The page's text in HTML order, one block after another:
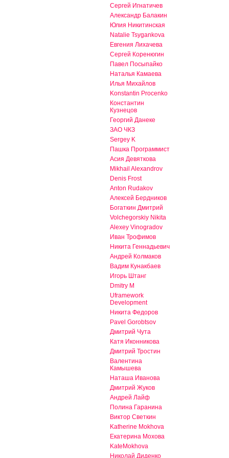
Сергей Игнатичев
Александр Балакин
Юлия Никитинская
Natalie Tsygankova
Евгения Лихачева
Сергей Коренюгин
Павел Посыпайко
Наталья Камаева
Илья Михайлов
Konstantin Procenko
Константин
Кузнецов
Георгий Данеке
ЗАО ЧКЗ
Sergey K
Пашка Программист
Асия Девяткова
Mikhail Alexandrov
Denis Frost
Anton Rudakov
Алексей Бердников
Богаткин Дмитрий
Volchegorskiy Nikita
Alexey Vinogradov
Иван Трофимов
Никита Геннадьевич
Андрей Колмаков
Вадим Кунакбаев
Игорь Штанг
Dmitry M
Uframework
Development
Никита Федоров
Pavel Gorobtsov
Дмитрий Чута
Катя Иконникова
Дмитрий Тростин
Валентина
Камышева
Наташа Иванова
Дмитрий Жуков
Андрей Лайф
Полина Гаранина
Виктор Светкин
Katherine Mokhova
Екатерина Мохова
KateMokhova
Николай Диденко